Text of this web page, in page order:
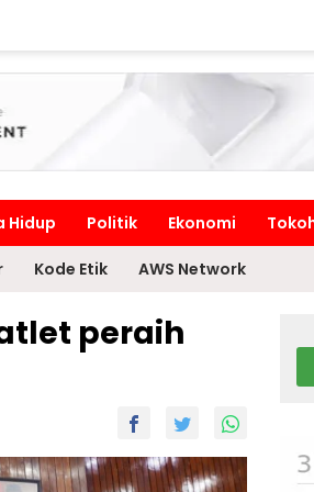
Hidup Politik Ekonomi
Kode Etik AWS Network
peraih